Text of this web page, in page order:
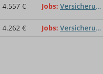
4.557 € Jobs Versicherungsbetriebswirt / in (DVA)
4.262 € Jobs Versicherungsbetriebswirt / in (DVA)